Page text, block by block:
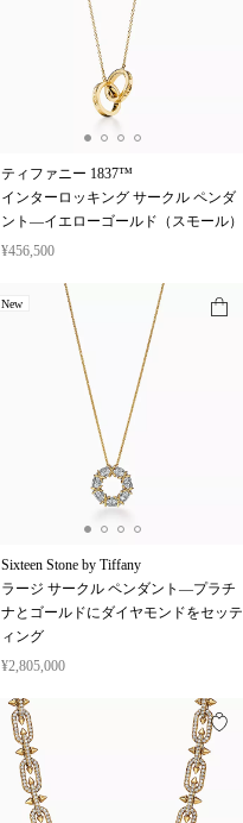
ティファニー 1837™
インターロッキング サークル ペンダ
ント—イエローゴールド（スモール）
¥456,500
New
Sixteen Stone by Tiffany
ラージ サークル ペンダント—プラチ
ナとゴールドにダイヤモンドをセッテ
ィング
¥2,805,000